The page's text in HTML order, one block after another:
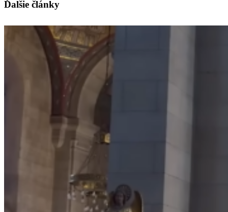
Ďalšie články